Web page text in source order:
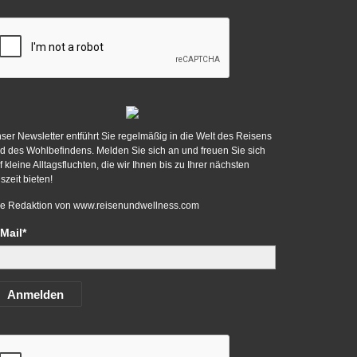
Newsletter entführt Sie regelmäßig in die Welt des Reisens
des Wohlbefindens. Melden Sie sich an und freuen Sie sich
kleine Alltagsfluchten, die wir Ihnen bis zu Ihrer nächsten
bieten!
Redaktion von www.reisenundwellness.com
Anmelden